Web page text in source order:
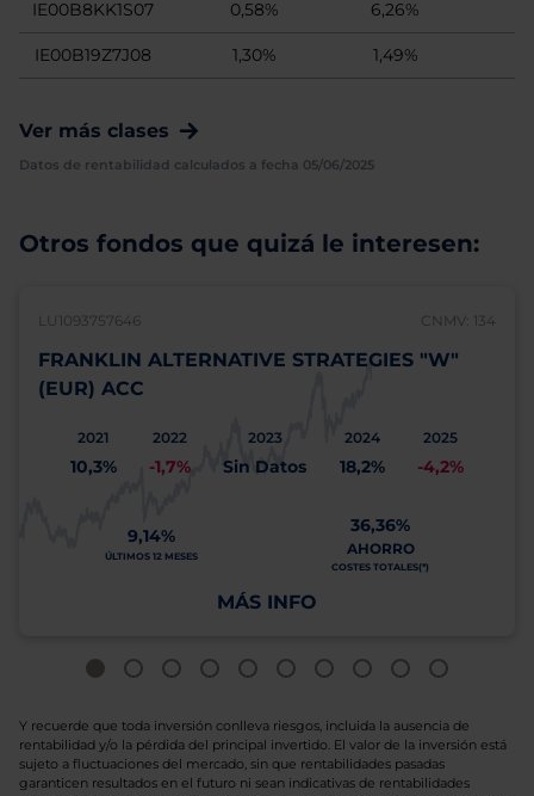
IE00B8KK1S07 0,58% 6,26%
IE00B19Z7J08 1,30% 1,49%
Ver más clases
Datos de rentabilidad calculados a fecha 05/06/2025
Otros fondos que quizá le interesen:
LU1093757646 CNMV: 134
FRANKLIN ALTERNATIVE STRATEGIES "W"
(EUR) ACC
2021
10,3%
2022
-1,7%
2023
Sin Datos
2024
18,2%
2025
-4,2%
9,14%
ÚLTIMOS 12 MESES
36,36%
AHORRO
COSTES TOTALES(*)
MÁS INFO
Y recuerde que toda inversión conlleva riesgos, incluida la ausencia de
rentabilidad y/o la pérdida del principal invertido. El valor de la inversión está
sujeto a fluctuaciones del mercado, sin que rentabilidades pasadas
garanticen resultados en el futuro ni sean indicativas de rentabilidades